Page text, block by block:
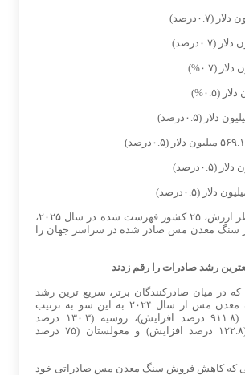
به این ترتیب از نظر ارزش، ۲۵ کشور فهرست شده در سال ۲۰۲۵،
درصد از سنگ معدن مس صادر شده در سراسر جهان را
رشد صادرات را رقم زدند
در میان صادرکنندگان برتر، سریع ‌ترین رشد
صادرکنندگان سنگ معدن مس از سال ۲۰۲۴ به این سو به ترتیب
عبارتند از: مالزی (۹۱۱.۸ درصد افزایش)، روسیه (۱۳۰.۳ درصد
افزایش)، اریتره (۱۲۲.۸ درصد افزایش) و مغولستان (۷۵ درصد
که کاهش فروش سنگ معدن مس صادراتی خود